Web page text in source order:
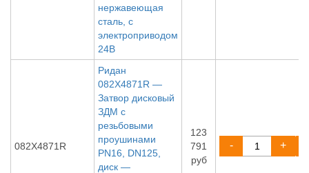
нержавеющая
сталь, с
электроприводом
24В
082X4871R
Ридан
082X4871R —
Затвор дисковый
ЗДМ с
резьбовыми
проушинами
PN16, DN125,
диск —
123
791
руб
- +